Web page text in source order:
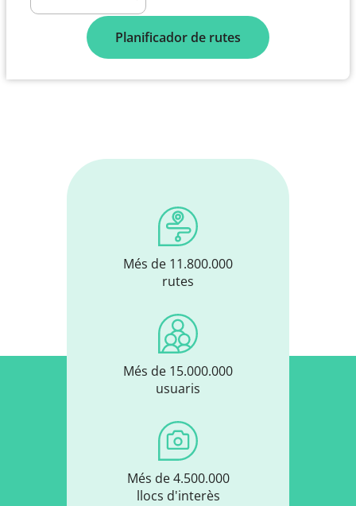
Planificador de rutes
Més de 11.800.000
rutes
Més de 15.000.000
usuaris
Més de 4.500.000
llocs d'interès